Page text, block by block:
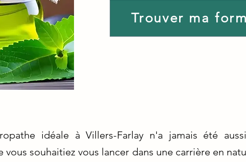
Trouver ma
idéale à Villers-Farlay n'a jamais été
vous souhaitiez vous lancer dans une carrière en